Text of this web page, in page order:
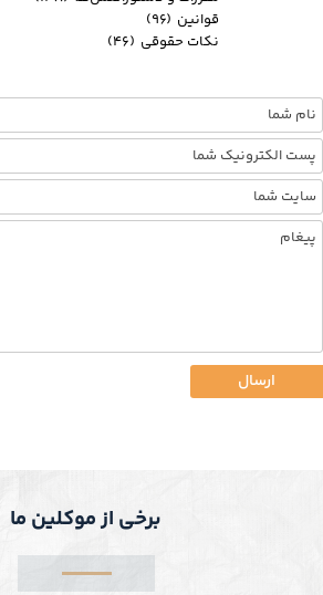
ارسال
قوانین (۹۶)
نکات حقوقی (۴۶)
برخی از موکلین ما